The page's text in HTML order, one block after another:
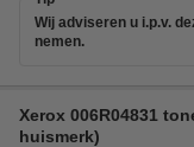
Wij adviseren u i.p.v.
nemen.
Xerox 006R04831
huismerk)